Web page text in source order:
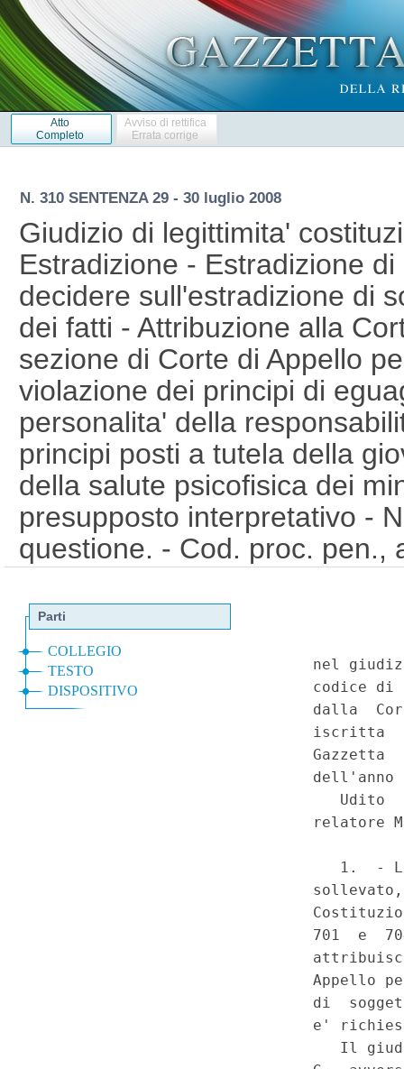
Atto
Completo
Avviso di rettifica
Errata corrige
N. 310 SENTENZA 29 - 30 luglio 2008
Giudizio di legittimita'
Estradizione - Estradizione
decidere sull'estradizione di
dei fatti - Attribuzione alla
sezione di Corte di Appello
violazione dei principi di
personalita' della
principi posti a tutela della
della salute psicofisica dei
presupposto interpretativo -
questione. - Cod. proc. pen.,
1aSerie Speciale - Corte
2008)